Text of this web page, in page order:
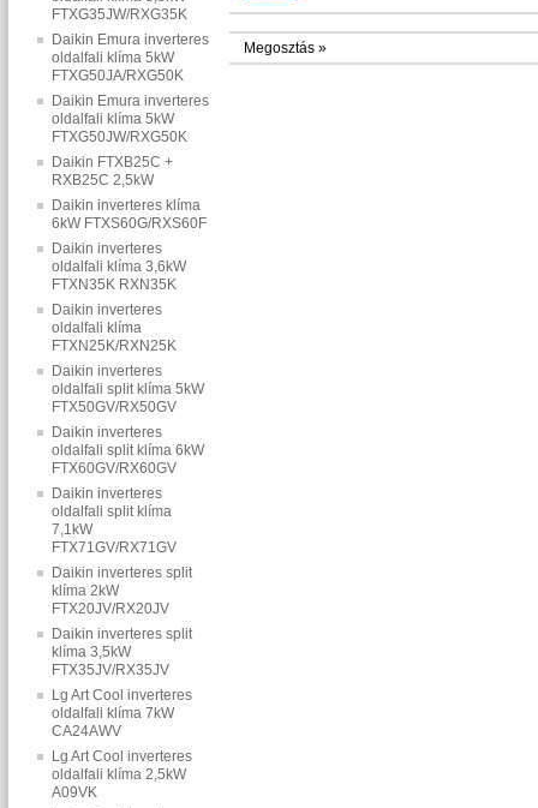
FTXG35JW/RXG35K
Daikin Emura inverteres
oldalfali klíma 5kW
FTXG50JA/RXG50K
Daikin Emura inverteres
oldalfali klíma 5kW
FTXG50JW/RXG50K
Daikin FTXB25C +
RXB25C 2,5kW
Daikin inverteres klíma
6kW FTXS60G/RXS60F
Daikin inverteres
oldalfali klíma 3,6kW
FTXN35K RXN35K
Daikin inverteres
oldalfali klíma
FTXN25K/RXN25K
Daikin inverteres
oldalfali split klíma 5kW
FTX50GV/RX50GV
Daikin inverteres
oldalfali split klíma 6kW
FTX60GV/RX60GV
Daikin inverteres
oldalfali split klíma
7,1kW
FTX71GV/RX71GV
Daikin inverteres split
klíma 2kW
FTX20JV/RX20JV
Daikin inverteres split
klíma 3,5kW
FTX35JV/RX35JV
Lg Art Cool inverteres
oldalfali klíma 7kW
CA24AWV
Lg Art Cool inverteres
oldalfali klíma 2,5kW
A09VK
Megosztás »